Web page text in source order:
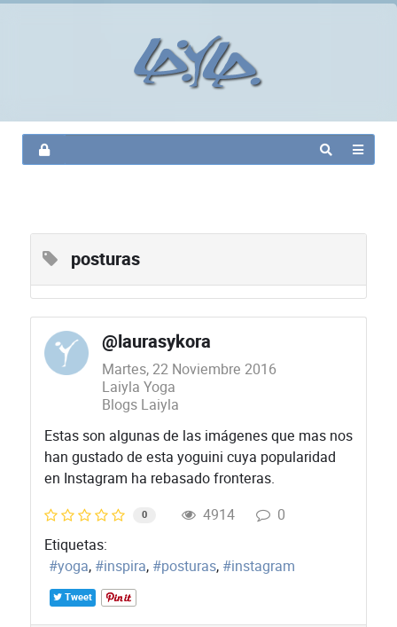
posturas
@laurasykora
Martes, 22 Noviembre 2016
Laiyla Yoga
Blogs Laiyla
​Estas son algunas de las imágenes que mas nos
han gustado de esta yoguini cuya popularidad
en Instagram ha rebasado fronteras.
0 4914
0
Etiquetas:
yoga
inspira posturas instagram
Tweet